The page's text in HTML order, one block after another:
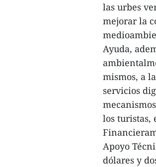
las urbes
mejorar la
Ayuda,
mismos, a
servicios
los turistas,
Apoyo
dólares y